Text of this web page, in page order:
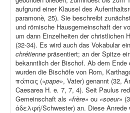
aufgrund einer Klausel des
paramonè, 25). Sie beschreibt
und römische Hausgemeinschaft der
um dann Einzelheiten der christlichen
(32-34). Es wird auch das Vokabular
chrétienne präsentiert; an der Spitze
bekanntlich der Bischof. Ab dem Ende
wurden die Bischöfe von Rom,
πάπας («pape», Vater) genannt (32,
Caesarea H. e. 7, 7, 4). Seit Paulus
Gemeinschaft als «frère» ou «soeur»
ἀδελφή/Schwester) an. Diese Anrede